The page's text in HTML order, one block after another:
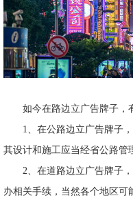
如今在路边立广告牌子，
1、在公路边立广告牌子
其设计和施工应当经省公路管
2、在道路边立广告牌子
办相关手续，当然各个地区可